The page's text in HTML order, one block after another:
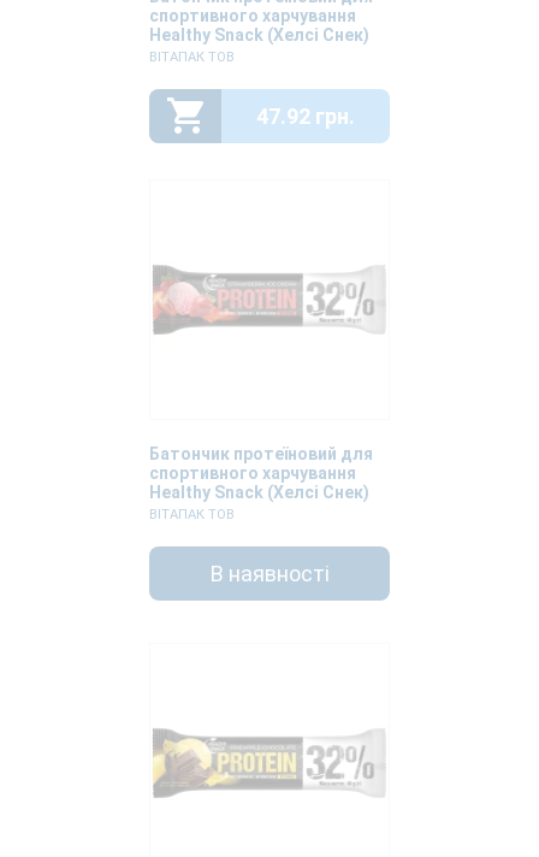
спортивного харчування
Healthy Snack (Хелсі Снек)
Мокко 40г
ВІТАПАК ТОВ
47.92 грн.
Батончик протеїновий для
спортивного харчування
Healthy Snack (Хелсі Снек)
Полуничне морозиво 40г
ВІТАПАК ТОВ
В наявності